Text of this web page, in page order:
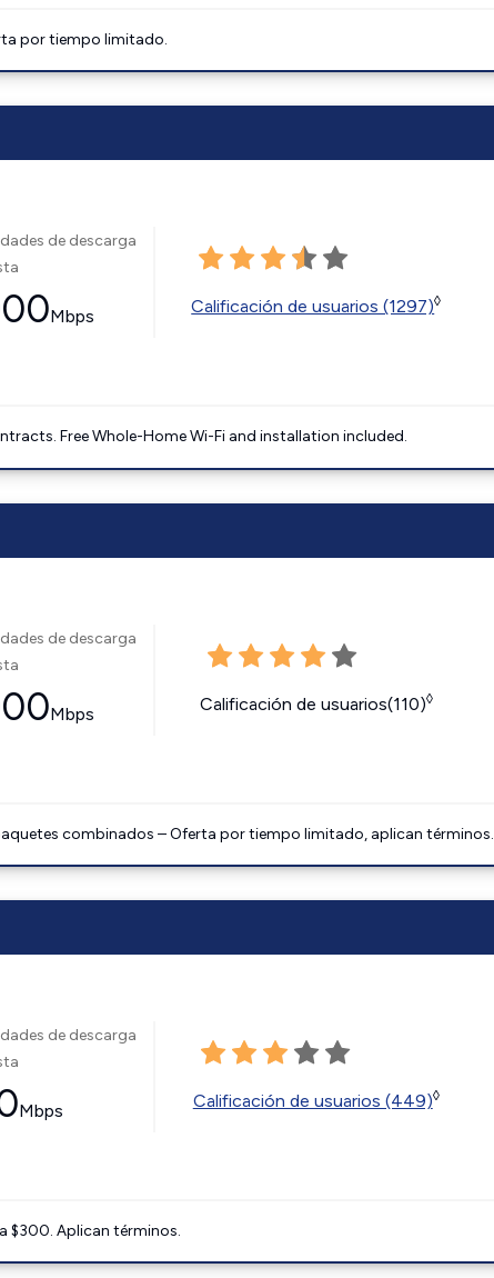
por tiempo limitado.
de descarga
Mbps Calificación de usuarios (1297)◊
Free Whole-Home Wi-Fi and installation included.
de descarga
Mbps Calificación de usuarios(110)◊
combinados – Oferta por tiempo limitado, aplican términos.
de descarga
Mbps Calificación de usuarios (449)◊
$300. Aplican términos.